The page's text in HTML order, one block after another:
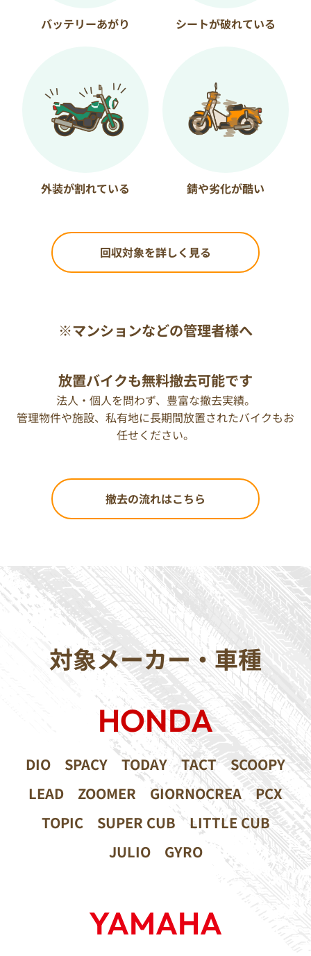
バッテリーあがり シートが破れている
外装が割れている 錆や劣化が酷い
回収対象を詳しく見る
※マンションなどの管理者様へ
放置バイクも無料撤去可能です
法人・個人を問わず、豊富な撤去実績。
管理物件や施設、私有地に長期間放置されたバイクもお
任せください。
撤去の流れはこちら
対象メーカー・車種
HONDA
DIO SPACY TODAY TACT
SCOOPY
LEAD
ZOOMER GIORNOCREA
PCX
TOPIC
SUPER CUB
LITTLE CUB
JULIO
GYRO
YAMAHA